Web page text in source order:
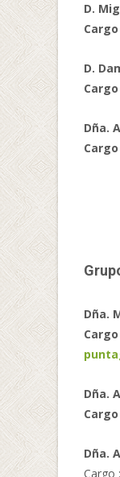
D.
Cargo
D.
Cargo
Dña.
Cargo
Dña.
Cargo
Dña.
Cargo
Dña.
Cargo